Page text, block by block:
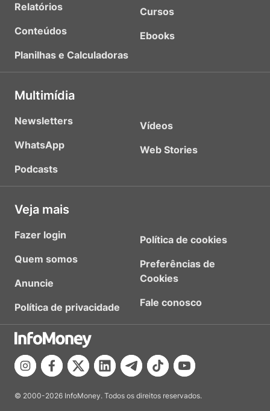
Relatórios
Conteúdos
Planilhas e Calculadoras
Cursos
Ebooks
Multimídia
Newsletters
WhatsApp
Podcasts
Vídeos
Web Stories
Veja mais
Fazer login
Quem somos
Anuncie
Política de privacidade
Política de cookies
Preferências de
Cookies
Fale conosco
© 2000-2026 InfoMoney. Todos os direitos reservados.